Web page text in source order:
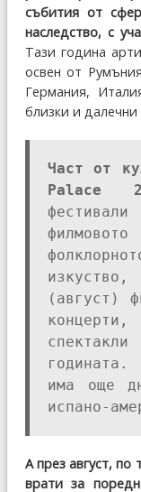
събития от
наследство, с
Тази година
освен от
Германия,
близки и
Част от
Palace
(август)
има още
испано-
А през август,
врати за